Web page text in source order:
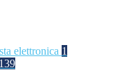
elettronica 1
139